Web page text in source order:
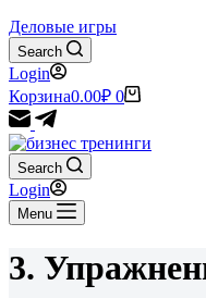
Деловые игры
Search
Login
Корзина0.00₽ 0
Search
Login
Menu
3.